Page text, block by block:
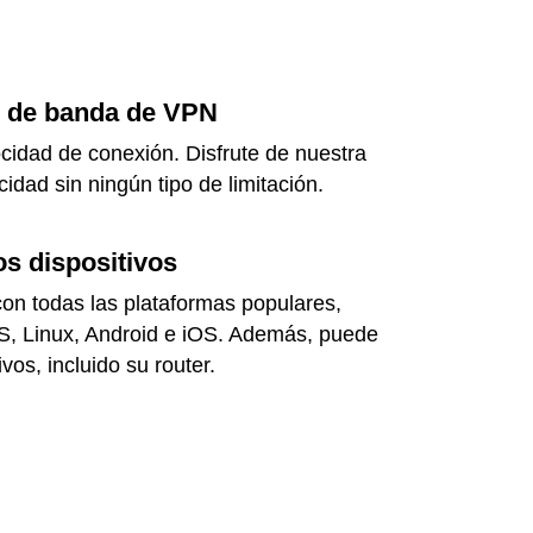
banda de VPN
de conexión. Disfrute de nuestra
sin ningún tipo de limitación.
dispositivos
todas las plataformas populares,
Linux, Android e iOS. Además, puede
incluido su router.